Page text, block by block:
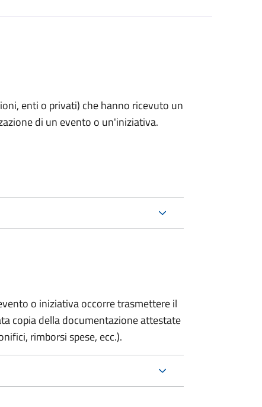
enti o privati) che hanno ricevuto un
di un evento o un'iniziativa.
o iniziativa occorre trasmettere il
copia della documentazione attestate
rimborsi spese, ecc.).